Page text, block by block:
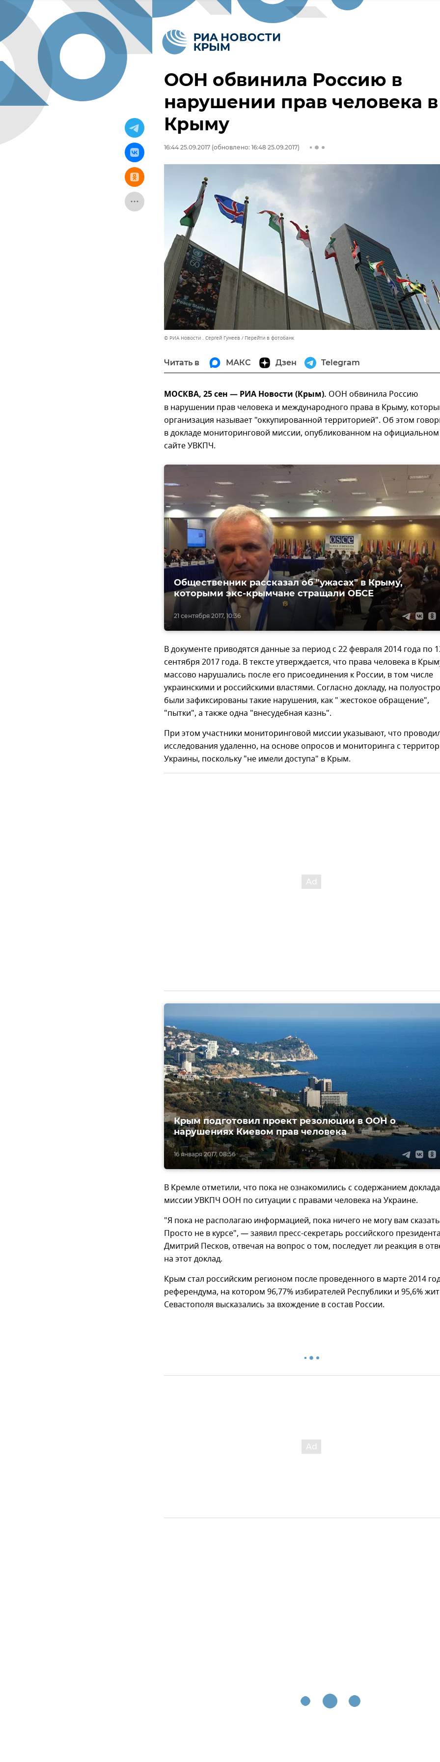
ООН обвинила Россию в
нарушении прав человека в
Крыму
16:44 25.09.2017 (обновлено: 16:48 25.09.2017)
© РИА Новости . Сергей Гунеев Перейти в фотобанк
Читать в МАКС Дзен Telegram
МОСКВА, 25 сен — РИА Новости (Крым). ООН обвинила Россию
в нарушении прав человека и международного права в Крыму,
организация называет "оккупированной территорией". Об этом
в докладе мониторинговой миссии, опубликованном на официальном
сайте УВКПЧ.
21 сентября 2017, 10:36
Общественник рассказал об "ужасах" в Крыму,
которыми экс-крымчане стращали ОБСЕ
В документе приводятся данные за период с 22 февраля 2014 года по
сентября 2017 года. В тексте утверждается, что права человека в
массово нарушались после его присоединения к России, в том числе
украинскими и российскими властями. Согласно докладу, на
были зафиксированы такие нарушения, как " жестокое обращение",
"пытки", а также одна "внесудебная казнь".
При этом участники мониторинговой миссии указывают, что
исследования удаленно, на основе опросов и мониторинга с
Украины, поскольку "не имели доступа" в Крым.
16 января 2017, 08:56
Крым подготовил проект резолюции в ООН о
нарушениях Киевом прав человека
В Кремле отметили, что пока не ознакомились с содержанием доклада
миссии УВКПЧ ООН по ситуации с правами человека на Украине.
"Я пока не располагаю информацией, пока ничего не могу вам
Просто не в курсе", — заявил пресс-секретарь российского
Дмитрий Песков, отвечая на вопрос о том, последует ли реакция в
на этот доклад.
Крым стал российским регионом после проведенного в марте 2014
референдума, на котором 96,77% избирателей Республики и 95,6%
Севастополя высказались за вхождение в состав России.